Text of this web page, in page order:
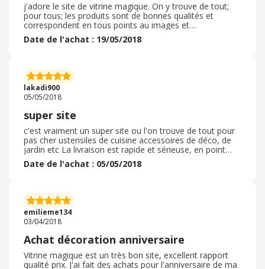
j'adore le site de vitrine magique. On y trouve de tout;
pour tous; les produits sont de bonnes qualités et
correspondent en tous points au images et
commentaires intégrés dans les descriptions je
commande régulièrement
Date de l'achat : 19/05/2018
lakadi900
05/05/2018
super site
c'est vraiment un super site ou l'on trouve de tout pour
pas cher ustensiles de cuisine accessoires de déco, de
jardin etc La livraison est rapide et sérieuse, en point
relais ou à la maison. Je recommande ce site pour ceux
qui veulent faire de bonnes affaires !
Date de l'achat : 05/05/2018
emilieme134
03/04/2018
Achat décoration anniversaire
Vitrine magique est un très bon site, excellent rapport
qualité prix. J'ai fait des achats pour l'anniversaire de ma